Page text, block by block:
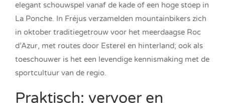
elegant schouwspel vanaf de kade of een hoge stoep in
La Ponche. In Fréjus verzamelden mountainbikers zich
in oktober traditiegetrouw voor het meerdaagse Roc
d’Azur, met routes door Esterel en hinterland; ook als
toeschouwer is het een levendige kennismaking met de
sportcultuur van de regio.
Praktisch: vervoer en